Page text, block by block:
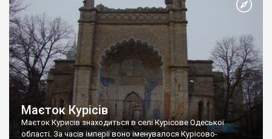
Маєток Курісів
Маєток Курисів знаходиться в селі Курісове Одеської
області. За часів імперії воно іменувалося Курісово-